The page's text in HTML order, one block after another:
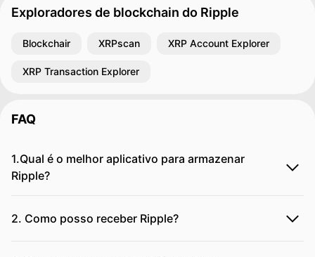
Exploradores de blockchain do Ripple
Blockchair XRPscan XRP Account Explorer
XRP Transaction Explorer
FAQ
1.Qual é o melhor aplicativo para armazenar
Ripple?
2. Como posso receber Ripple?